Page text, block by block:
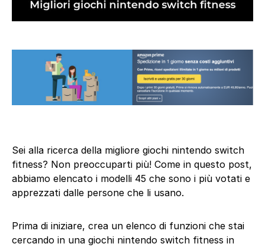
Sei alla ricerca della migliore giochi nintendo switch
fitness? Non preoccuparti più! Come in questo post,
abbiamo elencato i modelli 45 che sono i più votati e
apprezzati dalle persone che li usano.
Prima di iniziare, crea un elenco di funzioni che stai
cercando in una giochi nintendo switch fitness in